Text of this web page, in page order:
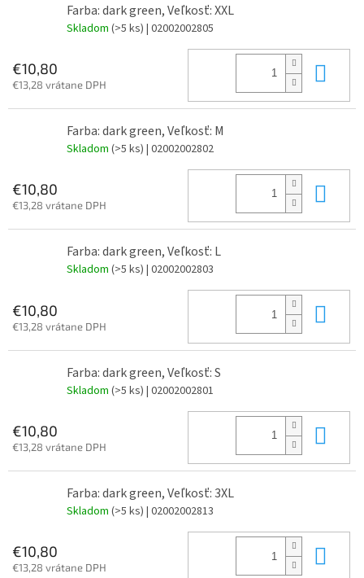
Farba: dark green, Veľkosť: XXL
Skladom (>5 ks) | 02002002805
€10,80
€13,28 vrátane DPH
Farba: dark green, Veľkosť: M
Skladom (>5 ks) | 02002002802
€10,80
€13,28 vrátane DPH
Farba: dark green, Veľkosť: L
Skladom (>5 ks) | 02002002803
€10,80
€13,28 vrátane DPH
Farba: dark green, Veľkosť: S
Skladom (>5 ks) | 02002002801
€10,80
€13,28 vrátane DPH
Farba: dark green, Veľkosť: 3XL
Skladom (>5 ks) | 02002002813
€10,80
€13,28 vrátane DPH